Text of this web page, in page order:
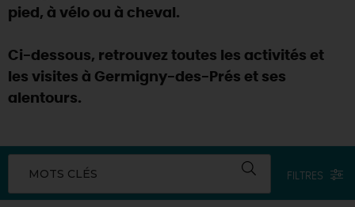
pied, à vélo ou à cheval.
Ci-dessous, retrouvez toutes les activités et
les visites à Germigny-des-Prés et ses
alentours.
MOTS CLÉS FILTRES